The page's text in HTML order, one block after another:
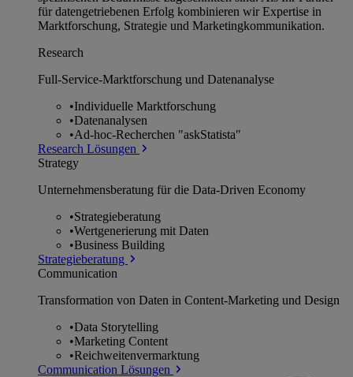
für datengetriebenen Erfolg kombinieren wir Expertise in
Marktforschung, Strategie und Marketingkommunikation.
Research
Full-Service-Marktforschung und Datenanalyse
•Individuelle Marktforschung
•Datenanalysen
•Ad-hoc-Recherchen "askStatista"
Research Lösungen
Strategy
Unternehmens­beratung für die Data-Driven Economy
•Strategieberatung
•Wertgenerierung mit Daten
•Business Building
Strategieberatung
Communication
Transformation von Daten in Content-Marketing und Design
•Data Storytelling
•Marketing Content
•Reichweitenvermarktung
Communication Lösungen